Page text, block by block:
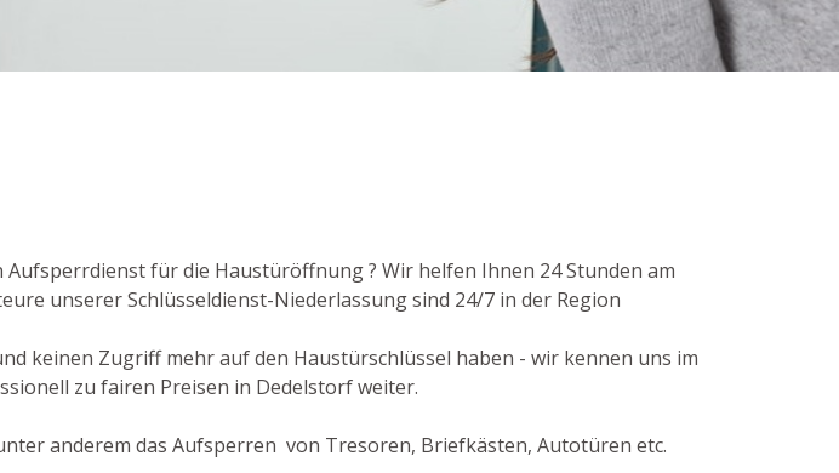
für die Haustüröffnung ? Wir helfen Ihnen 24 Stunden am
unserer Schlüsseldienst-Niederlassung sind 24/7 in der Region
keinen Zugriff mehr auf den Haustürschlüssel haben - wir kennen uns im
zu fairen Preisen in Dedelstorf weiter.
anderem das Aufsperren von Tresoren, Briefkästen, Autotüren etc.